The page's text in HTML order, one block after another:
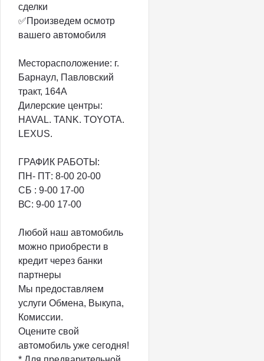
сделки
✅Произведем осмотр
вашего автомобиля
Месторасположение: г.
Барнаул, Павловский
тракт, 164А
Дилерские центры:
HAVAL. TANK. TOYOTA.
LEXUS.
ГРАФИК РАБОТЫ:
ПН- ПТ: 8-00 20-00️
СБ : 9-00 17-00️
ВС: 9-00 17-00️
Любой наш автомобиль
можно приобрести в
кредит через банки
партнеры
Мы предоставляем
услуги Обмена, Выкупа,
Комиссии.
Оцените свой
автомобиль уже сегодня!